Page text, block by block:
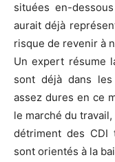
situées en-
aurait déjà
risque de revenir à
Un expert résume
sont déjà dans
assez dures en ce
le marché du
détriment des CDI
sont orientés à la